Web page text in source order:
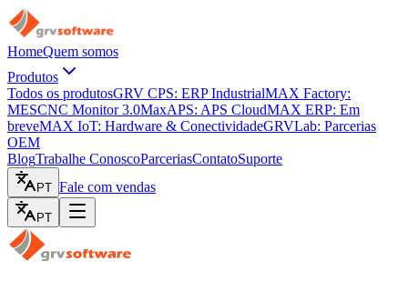
HomeQuem somos
Produtos
Todos os produtosGRV CPS: ERP IndustrialMAX Factory:
MESCNC Monitor 3.0MaxAPS: APS CloudMAX ERP: Em
breveMAX IoT: Hardware & ConectividadeGRVLab: Parcerias
OEM
BlogTrabalhe ConoscoParceriasContatoSuporte
PT Fale com vendas
PT